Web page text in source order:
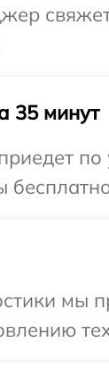
35 минут
по
мы